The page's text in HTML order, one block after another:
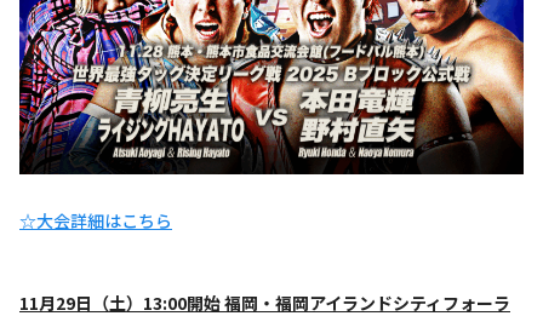
☆大会詳細はこちら
11月29日（土）13:00開始 福岡・福岡アイランドシティフォーラ